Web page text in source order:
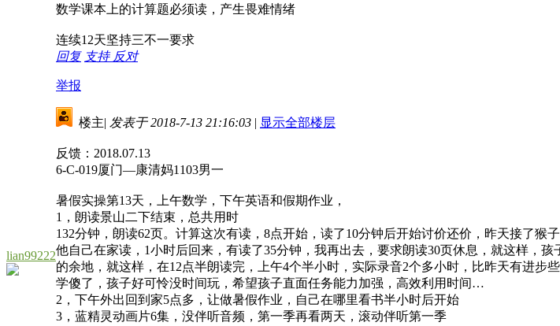
数学课本上的计算题必须读，产生畏难情绪
连续12天坚持三不一要求
回复 支持 反对
举报
lian99222
楼主| 发表于 2018-7-13 21:16:03 | 显示全部楼层
反馈：2018.07.13
6-C-019厦门—康清妈1103男一
暑假实操第13天，上午数学，下午英语和假期作业，
1，朗读景山二下结束，总共用时
132分钟，朗读62页。计算这次有读，8点开始，读了10分钟后开始讨价还价，昨天接了
他自己在家读，1小时后回来，有读了35分钟，我再出去，要求朗读30页休息，就这样，
的余地，就这样，在12点半朗读完，上午4个半小时，实际录音2个多小时，比昨天有进
学傻了，孩子好可怜没时间玩，希望孩子直面任务能力加强，高效利用时间…
2，下午外出回到家5点多，让做暑假作业，自己在哪里看书半小时后开始
3，蓝精灵动画片6集，没伴听音频，第一季再看两天，滚动伴听第一季